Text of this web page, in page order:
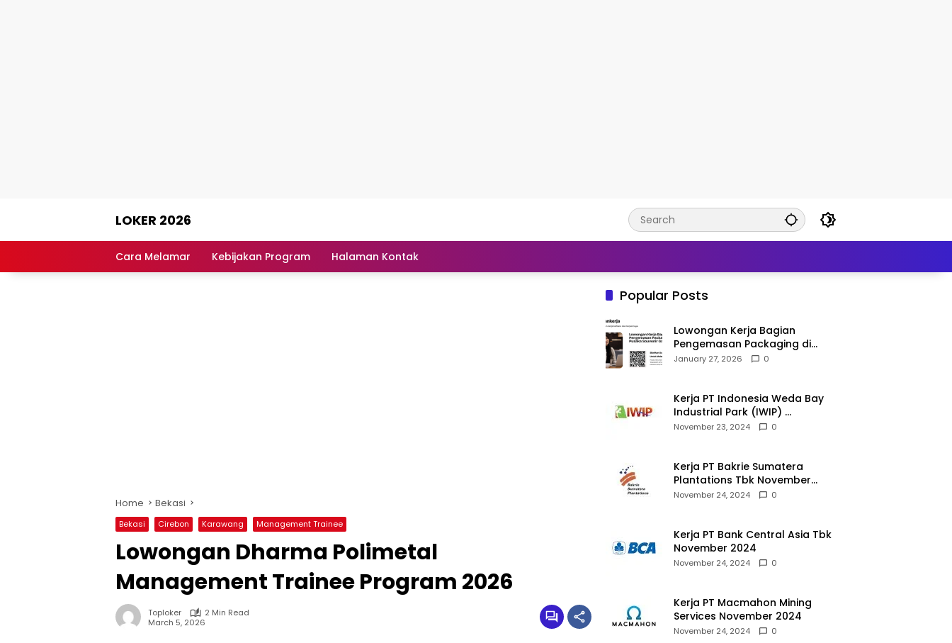
LOKER 2026
Lowongan
Cara Melamar Kebijakan Program Halaman Kontak
Home Bekasi
Bekasi Cirebon Karawang Management Trainee
Lowongan Dharma Polimetal
Management Trainee Program 2026
Toploker
2 Min Read
March 5, 2026
Popular Posts
Lowongan Kerja Bagian
Pengemasan Packaging di
Pusaka Souvenir Gallery
January 27, 2026 0
Kerja PT Indonesia Weda Bay
Industrial Park (IWIP)
November 2024
November 23, 2024 0
Kerja PT Bakrie Sumatera
Plantations Tbk November
2024
November 24, 2024 0
Kerja PT Bank Central Asia Tbk
November 2024
November 24, 2024 0
Kerja PT Macmahon Mining
Services November 2024
November 24, 2024 0